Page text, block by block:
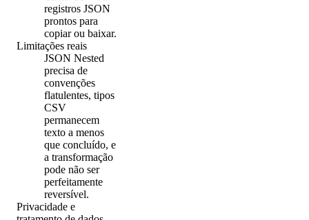
registros JSON
prontos para
copiar ou baixar.
Limitações reais
JSON Nested
precisa de
convenções
flatulentes, tipos
CSV
permanecem
texto a menos
que concluído, e
a transformação
pode não ser
perfeitamente
reversível.
Privacidade e